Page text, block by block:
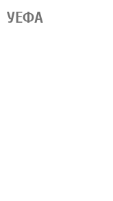
УЕФА